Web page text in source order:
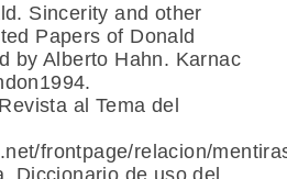
Sincerity and other
Papers of Donald
by Alberto Hahn. Karnac
al Tema del
frontpage/relacion/
Diccionario de uso del